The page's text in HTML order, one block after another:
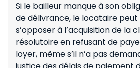
Si le bailleur manque à son
de délivrance, le locataire peut
s’opposer à l’acquisition de la
résolutoire en refusant de
loyer, même s’il n’a pas